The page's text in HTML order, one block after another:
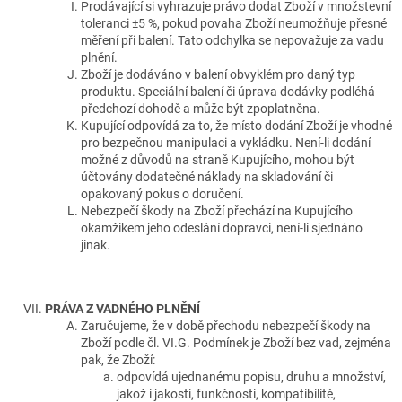
Prodávající si vyhrazuje právo dodat Zboží v množstevní
toleranci ±5 %, pokud povaha Zboží neumožňuje přesné
měření při balení. Tato odchylka se nepovažuje za vadu
plnění.
Zboží je dodáváno v balení obvyklém pro daný typ
produktu. Speciální balení či úprava dodávky podléhá
předchozí dohodě a může být zpoplatněna.
Kupující odpovídá za to, že místo dodání Zboží je vhodné
pro bezpečnou manipulaci a vykládku. Není-li dodání
možné z důvodů na straně Kupujícího, mohou být
účtovány dodatečné náklady na skladování či
opakovaný pokus o doručení.
Nebezpečí škody na Zboží přechází na Kupujícího
okamžikem jeho odeslání dopravci, není-li sjednáno
jinak.
PRÁVA Z VADNÉHO PLNĚNÍ
Zaručujeme, že v době přechodu nebezpečí škody na
Zboží podle čl. VI.G. Podmínek je Zboží bez vad, zejména
pak, že Zboží:
odpovídá ujednanému popisu, druhu a množství,
jakož i jakosti, funkčnosti, kompatibilitě,